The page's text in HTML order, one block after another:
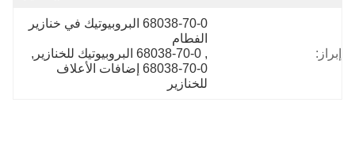
إبراز:
الفطام
, 68038-70-0 البروبيوتيك للخنازير
,
للخنازير